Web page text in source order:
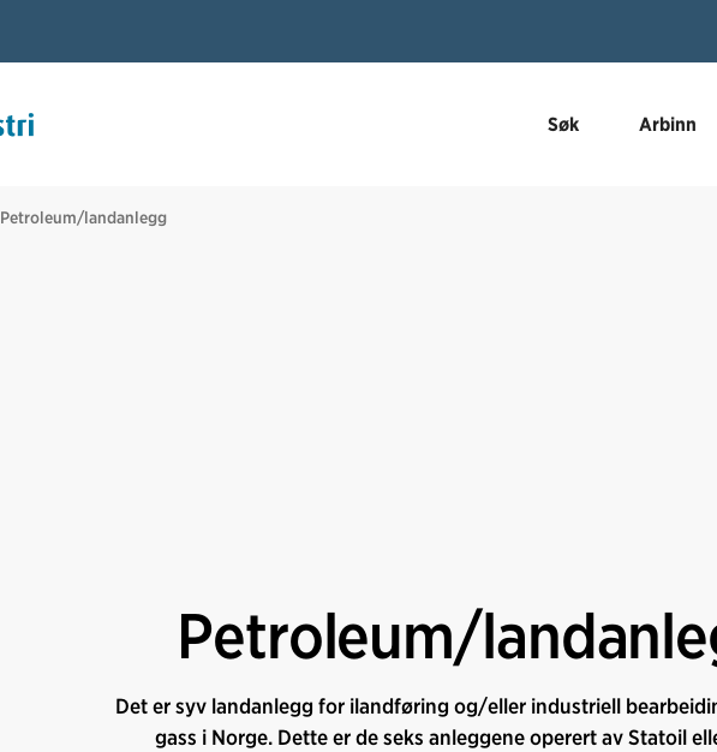
Søk Arbinn
Petroleum/landanlegg
Petroleum/
Det er syv landanlegg for ilandføring og/eller industriell
gass i Norge. Dette er de seks anleggene operert av Statoil